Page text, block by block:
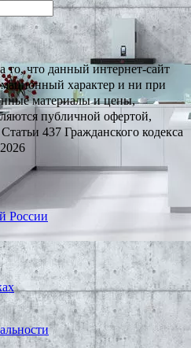
что данный интернет-сайт
характер и ни при
материалы и цены,
публичной офертой,
437 Гражданского кодекса
России